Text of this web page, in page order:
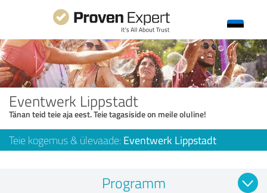
Eventwerk Lippstadt
Tänan teid teie aja eest. Teie tagasiside on meile oluline!
Teie kogemus & ülevaade: Eventwerk Lippstadt
Programm